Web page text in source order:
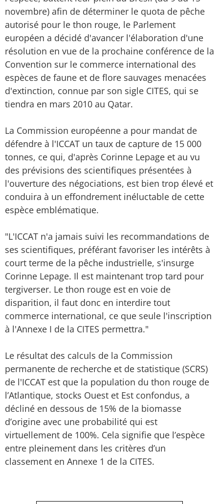
novembre) afin de déterminer le quota de pêche
autorisé pour le thon rouge, le Parlement
européen a décidé d'avancer l'élaboration d'une
résolution en vue de la prochaine conférence de la
Convention sur le commerce international des
espèces de faune et de flore sauvages menacées
d'extinction, connue par son sigle CITES, qui se
tiendra en mars 2010 au Qatar.
La Commission européenne a pour mandat de
défendre à l'ICCAT un taux de capture de 15 000
tonnes, ce qui, d'après Corinne Lepage et au vu
des prévisions des scientifiques présentées à
l'ouverture des négociations, est bien trop élevé et
conduira à un effondrement inéluctable de cette
espèce emblématique.
"L'ICCAT n'a jamais suivi les recommandations de
ses scientifiques, préférant favoriser les intérêts à
court terme de la pêche industrielle, s'insurge
Corinne Lepage. Il est maintenant trop tard pour
tergiverser. Le thon rouge est en voie de
disparition, il faut donc en interdire tout
commerce international, ce que seule l'inscription
à l'Annexe I de la CITES permettra."
Le résultat des calculs de la Commission
permanente de recherche et de statistique (SCRS)
de l'ICCAT est que la population du thon rouge de
l’Atlantique, stocks Ouest et Est confondus, a
décliné en dessous de 15% de la biomasse
d’origine avec une probabilité qui est
virtuellement de 100%. Cela signifie que l’espèce
entre pleinement dans les critères d’un
classement en Annexe 1 de la CITES.